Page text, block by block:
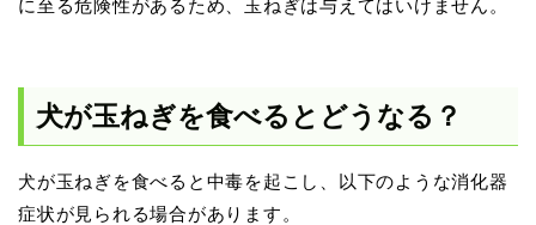
に至る危険性があるため、玉ねぎは与えてはいけません。
犬が玉ねぎを食べるとどうなる？
犬が玉ねぎを食べると中毒を起こし、以下のような消化器
症状が見られる場合があります。